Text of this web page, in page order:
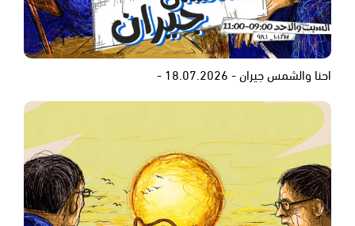
احنا والشمس جيران - 18.07.2026 -